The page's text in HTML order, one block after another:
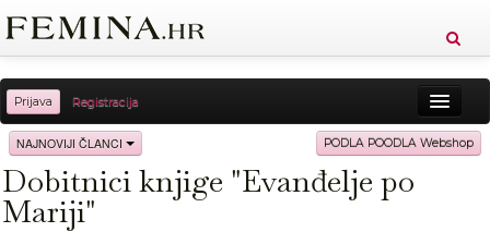
Prijava Registracija
Sreća Zdravlje Vitkost
Moda Ljubav Relax Putovanja Recepti
NAJNOVIJI ČLANCI PODLA POODLA Webshop
Dobitnici knjige "Evanđelje po
Mariji"